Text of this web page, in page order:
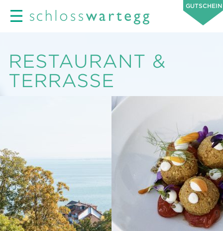
RESTAURANT &
TERRASSE